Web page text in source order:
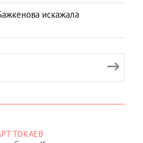
искажала
ТОКАЕВ